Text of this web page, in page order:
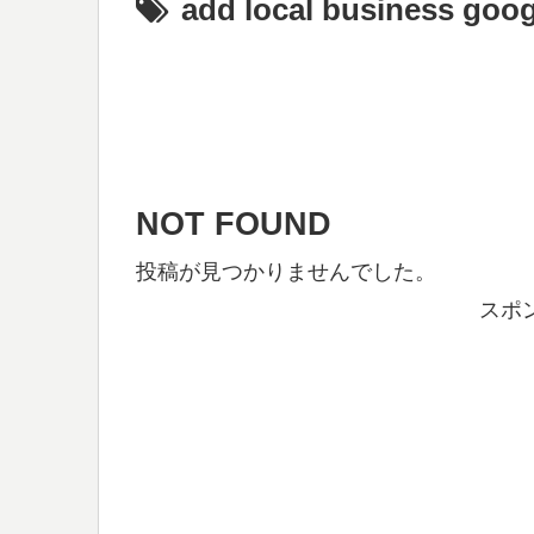
add local business
NOT FOUND
投稿が見つかりませんでした。
スポ